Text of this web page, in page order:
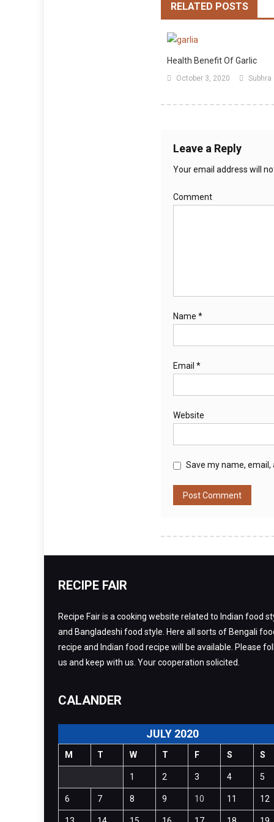
RELATED POSTS
Health Benefit Of Garlic
October 3, 2020 Subhra
Leave a Reply
Your email address will
Comment
Name *
Email *
Website
Save my name,
RECIPE FAIR
Recipe Fair is a cooking website related to Indian food
and Bangladeshi food style. Here all sorts of Bengali
recipe and Indian food recipe will be available. Please
us and keep with us. Your cooperation solicited.
CALANDER
JULY 2020
M T W T F S S
1 2 3 4 5
6 7 8 9 10 11 12